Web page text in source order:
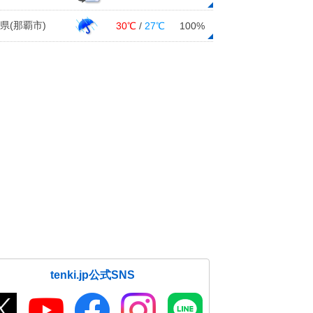
(那覇市) 30℃ / 27℃ 100%
tenki.jp公式SNS